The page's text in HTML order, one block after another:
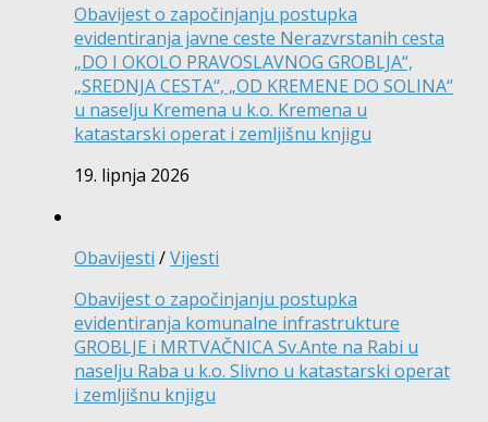
Obavijest o započinjanju postupka
evidentiranja javne ceste Nerazvrstanih cesta
„DO I OKOLO PRAVOSLAVNOG GROBLJA“,
„SREDNJA CESTA“, „OD KREMENE DO SOLINA“
u naselju Kremena u k.o. Kremena u
katastarski operat i zemljišnu knjigu
19. lipnja 2026
Obavijesti /Vijesti
Obavijest o započinjanju postupka
evidentiranja komunalne infrastrukture
GROBLJE i MRTVAČNICA Sv.Ante na Rabi u
naselju Raba u k.o. Slivno u katastarski operat
i zemljišnu knjigu